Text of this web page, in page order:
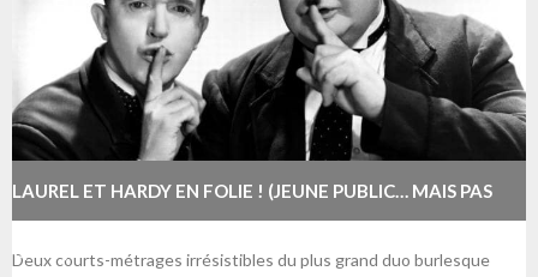
LAUREL ET HARDY EN FOLIE ! (JEUNE PUBLIC… MAIS PAS
QUE…)
Deux courts-métrages irrésistibles du plus grand duo burlesque